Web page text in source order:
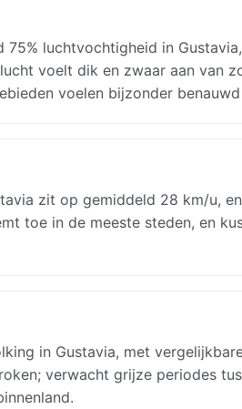
luchtvochtigheid in
voelt dik en zwaar aan van
voelen bijzonder benauwd
zit op gemiddeld 28 km/u,
toe in de meeste steden, en
in Gustavia, met
verwacht grijze periodes